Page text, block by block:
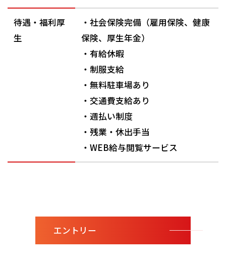
待遇・福利厚
生
・社会保険完備（雇用保険、健康
保険、厚生年金）
・有給休暇
・制服支給
・無料駐車場あり
・交通費支給あり
・週払い制度
・残業・休出手当
・WEB給与閲覧サービス
エントリー